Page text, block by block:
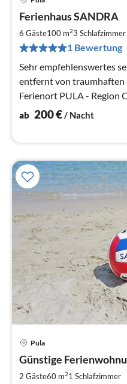
Ferienhaus SANDRA
6 Gäste100 m23 Schlafzimmer
1 Bewertung
Sehr empfehlenswertes
entfernt von traumhaften
Ferienort PULA - Region
- CHIA.
ab 200€/ Nacht
Pula
Günstige
2 Gäste60 m21 Schlafzimmer